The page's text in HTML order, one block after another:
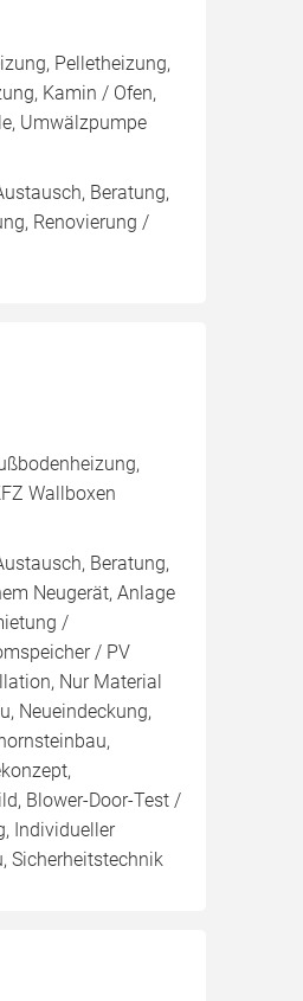
Pelletheizung,
Kamin / Ofen,
Umwälzpumpe
Beratung,
Renovierung /
Wallboxen
Beratung,
Neugerät, Anlage
/
/ PV
Nur Material
Neueindeckung,
Blower-Door-Test /
Individueller
Sicherheitstechnik